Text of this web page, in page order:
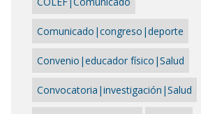
Comunicado|congreso|deporte
Convenio|educador físico|Salud
Convocatoria|investigación|Salud